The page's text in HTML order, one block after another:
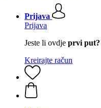
Prijava
Prijava
Jeste li ovdje prvi put?
Kreirajte račun